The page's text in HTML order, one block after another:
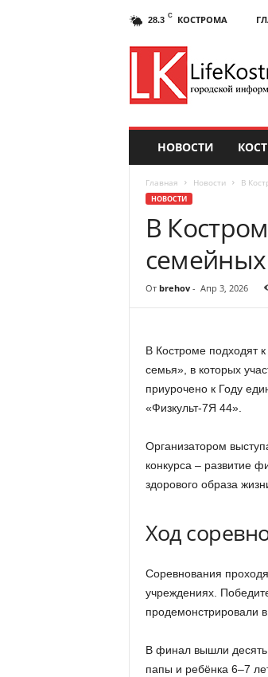
28.3 C КОСТРОМА
НОВОСТИ
Главная Новости В
НОВОСТИ
В
От brehov- Апр 3, 2026
В Костроме подходят
семья», в которых
приурочено к Году
«Физкульт-7Я 44».
Организатором
конкурса – развитие
здорового образа
Ход
Соревнования
учреждениях.
продемонстрировали
В финал вышли десять
папы и ребёнка 6–7